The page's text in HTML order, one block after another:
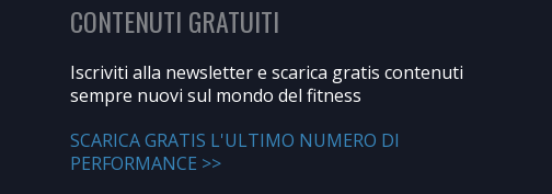
CONTENUTI GRATUITI
Iscriviti alla newsletter e scarica gratis contenuti
sempre nuovi sul mondo del fitness
SCARICA GRATIS L'ULTIMO NUMERO DI
PERFORMANCE >>